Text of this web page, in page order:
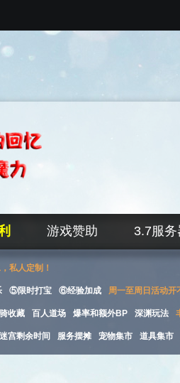
游戏赞助 3.7服
私人定制！
⑤限时打宝 ⑥经验加成 周一至周日活动开
收藏 百人道场 爆率和额外BP 深渊玩法
迷宫剩余时间 服务摆摊 宠物集市 道具集市